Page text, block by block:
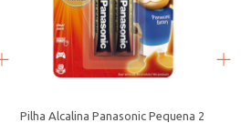
Pilha Alcalina Panasonic Pequena 2